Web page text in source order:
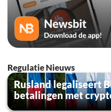
Regulatie Nieuws
Rusland legaliseert
betalingen met